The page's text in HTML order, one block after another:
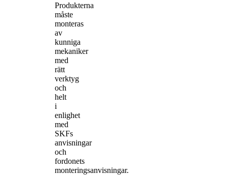
Produkterna
måste
monteras
av
kunniga
mekaniker
med
rätt
verktyg
och
helt
i
enlighet
med
SKFs
anvisningar
och
fordonets
monteringsanvisningar.